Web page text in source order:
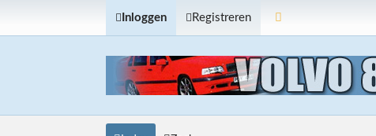
Inloggen Registreren